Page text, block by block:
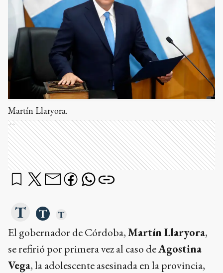
Martín Llaryora.
Ads
El gobernador de Córdoba,Martín Llaryora,
se refirió por primera vez al caso deAgostina
Vega, la adolescente asesinada en la provincia,